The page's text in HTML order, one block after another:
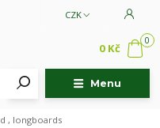
Menu
CZK
0
0 Kč
, longboards